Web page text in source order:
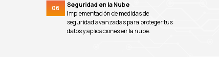
06
Seguridad en la Nube
Implementación de medidas de
seguridad avanzadas para proteger tus
datos y aplicaciones en la nube.